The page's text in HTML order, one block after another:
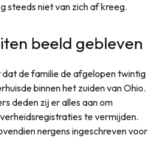
steeds niet van zich af kreeg.
beeld gebleven
de familie de afgelopen twintig
binnen het zuiden van Ohio.
deden zij er alles aan om
te vermijden.
nergens ingeschreven voor